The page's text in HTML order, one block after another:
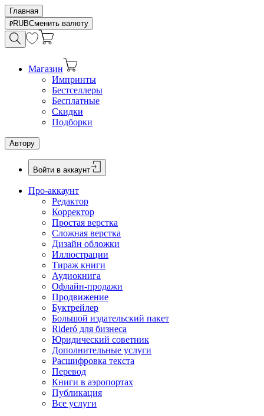
Главная
RUBСменить валюту
Магазин
Импринты
Бестселлеры
Бесплатные
Скидки
Подборки
Автору
Войти в аккаунт
Про-аккаунт
Редактор
Корректор
Простая верстка
Сложная верстка
Дизайн обложки
Иллюстрации
Тираж книги
Аудиокнига
Офлайн-продажи
Продвижение
Буктрейлер
Большой издательский пакет
Rideró для бизнеса
Юридический советник
Дополнительные услуги
Расшифровка текста
Перевод
Книги в аэропортах
Публикация
Все услуги